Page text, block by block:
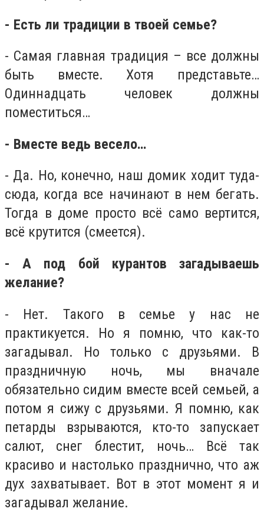
- Есть ли традиции в твоей семье?
- Самая главная традиция – все должны
быть вместе. Хотя представьте…
Одиннадцать человек должны
поместиться…
- Вместе ведь весело…
- Да. Но, конечно, наш домик ходит туда-
сюда, когда все начинают в нем бегать.
Тогда в доме просто всё само вертится,
всё крутится (смеется).
- А под бой курантов загадываешь
желание?
- Нет. Такого в семье у нас не
практикуется. Но я помню, что как-то
загадывал. Но только с друзьями. В
праздничную ночь, мы вначале
обязательно сидим вместе всей семьей, а
потом я сижу с друзьями. Я помню, как
петарды взрываются, кто-то запускает
салют, снег блестит, ночь… Всё так
красиво и настолько празднично, что аж
дух захватывает. Вот в этот момент я и
загадывал желание.